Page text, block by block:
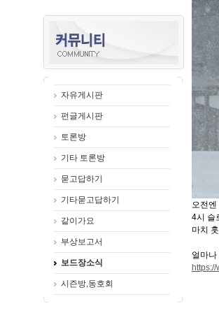
자유게시판
펀글게시판
토론방
기타 토론방
묻고답하기
기타묻고답하기
같이가요
부상보고서
보드장소식
시즌방,동호회
오전엔
4시 슬
마치
얼마